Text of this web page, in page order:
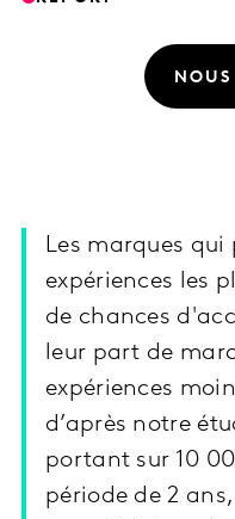
Les marques qui
expériences les
de chances
leur part de
expériences
d’après notre
portant sur 10
période de 2